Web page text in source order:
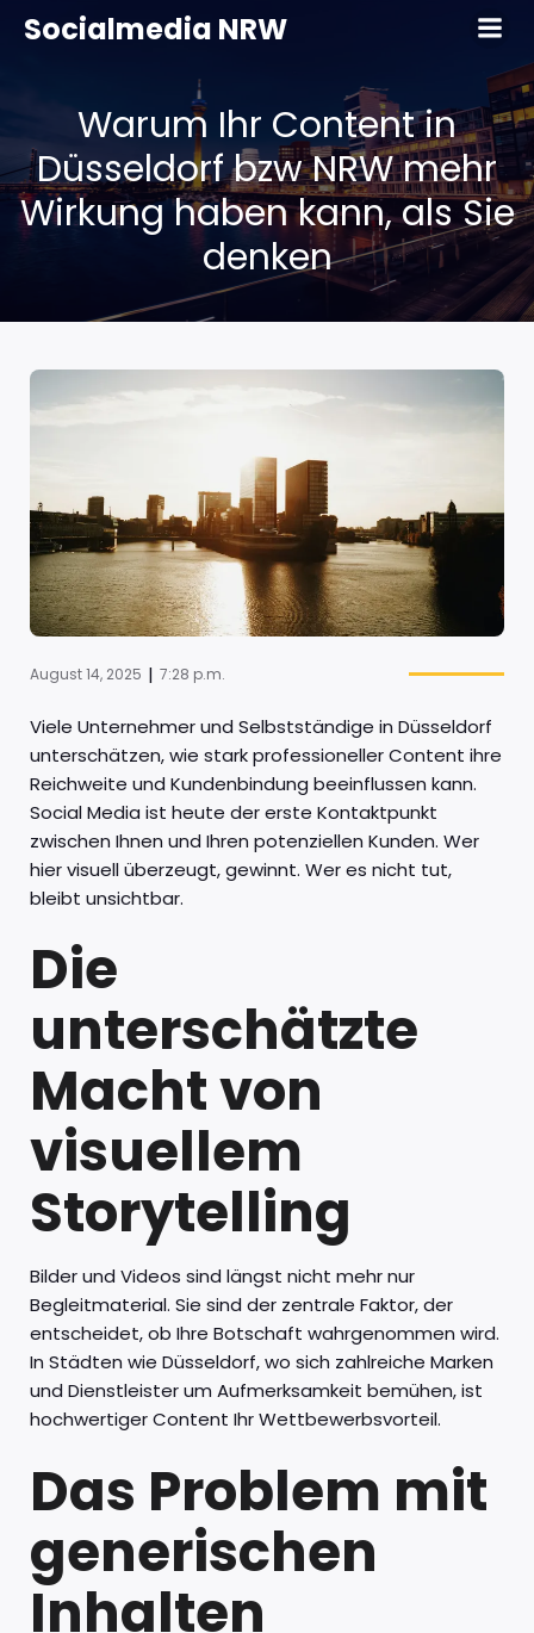
Socialmedia NRW
Warum Ihr Content in
Düsseldorf bzw NRW mehr
Wirkung haben kann, als Sie
denken
August 14, 2025 | 7:28 p.m.
Viele Unternehmer und Selbstständige in Düsseldorf
unterschätzen, wie stark professioneller Content ihre
Reichweite und Kundenbindung beeinflussen kann.
Social Media ist heute der erste Kontaktpunkt
zwischen Ihnen und Ihren potenziellen Kunden. Wer
hier visuell überzeugt, gewinnt. Wer es nicht tut,
bleibt unsichtbar.
Die
unterschätzte
Macht von
visuellem
Storytelling
Bilder und Videos sind längst nicht mehr nur
Begleitmaterial. Sie sind der zentrale Faktor, der
entscheidet, ob Ihre Botschaft wahrgenommen wird.
In Städten wie Düsseldorf, wo sich zahlreiche Marken
und Dienstleister um Aufmerksamkeit bemühen, ist
hochwertiger Content Ihr Wettbewerbsvorteil.
Das Problem mit
generischen
Inhalten